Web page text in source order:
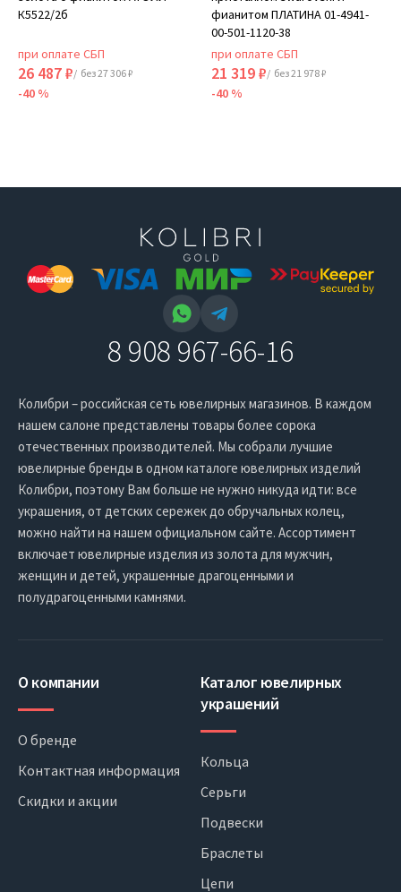
К5522/2б
при оплате СБП
26 487 ₽/ без 27 306 ₽
-40 %
фианитом ПЛАТИНА 01-4941-
00-501-1120-38
при оплате СБП
21 319 ₽/ без 21 978 ₽
-40 %
8 908 967-66-16
Колибри – российская сеть ювелирных магазинов. В каждом
нашем салоне представлены товары более сорока
отечественных производителей. Мы собрали лучшие
ювелирные бренды в одном каталоге ювелирных изделий
Колибри, поэтому Вам больше не нужно никуда идти: все
украшения, от детских сережек до обручальных колец,
можно найти на нашем официальном сайте. Ассортимент
включает ювелирные изделия из золота для мужчин,
женщин и детей, украшенные драгоценными и
полудрагоценными камнями.
О компании
О бренде
Контактная информация
Скидки и акции
Каталог ювелирных
украшений
Кольца
Серьги
Подвески
Браслеты
Цепи